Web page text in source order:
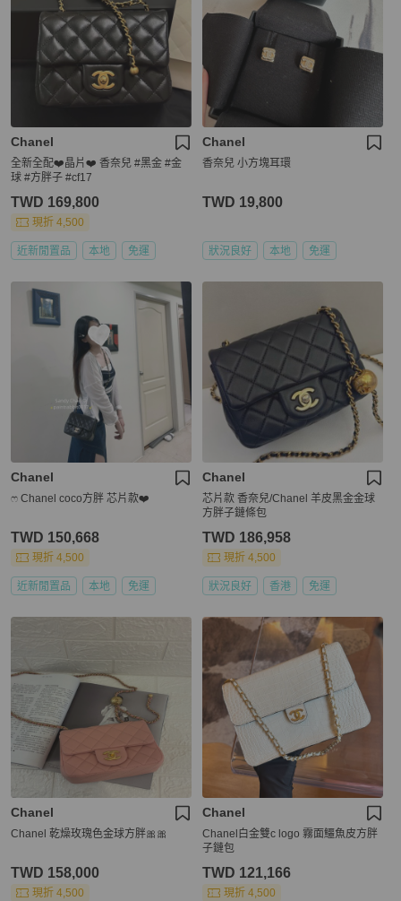
Chanel
全新全配❤️晶片❤️ 香奈兒 #黑金 #金
球 #方胖子 #cf17
TWD 169,800
現折 4,500
近新閒置品 本地 免運
Chanel
香奈兒 小方塊耳環
TWD 19,800
狀況良好 本地 免運
Chanel
ෆ Chanel coco方胖 芯片款❤️
TWD 150,668
現折 4,500
近新閒置品 本地 免運
Chanel
芯片款 香奈兒/Chanel 羊皮黑金金球
方胖子鏈條包
TWD 186,958
現折 4,500
狀況良好 香港 免運
Chanel
Chanel 乾燥玫瑰色金球方胖🎀🎀
TWD 158,000
現折 4,500
Chanel
Chanel白金雙c logo 霧面鱷魚皮方胖
子鏈包
TWD 121,166
現折 4,500